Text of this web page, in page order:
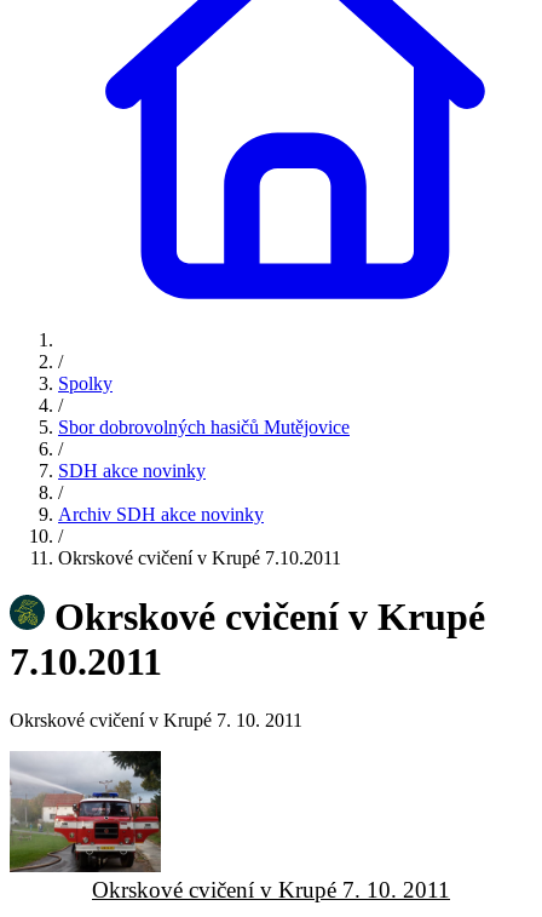
/
Spolky
/
Sbor dobrovolných hasičů Mutějovice
/
SDH akce novinky
/
Archiv SDH akce novinky
/
Okrskové cvičení v Krupé 7.10.2011
Okrskové cvičení v Krupé
7.10.2011
Okrskové cvičení v Krupé 7. 10. 2011
Okrskové cvičení v Krupé 7. 10. 2011